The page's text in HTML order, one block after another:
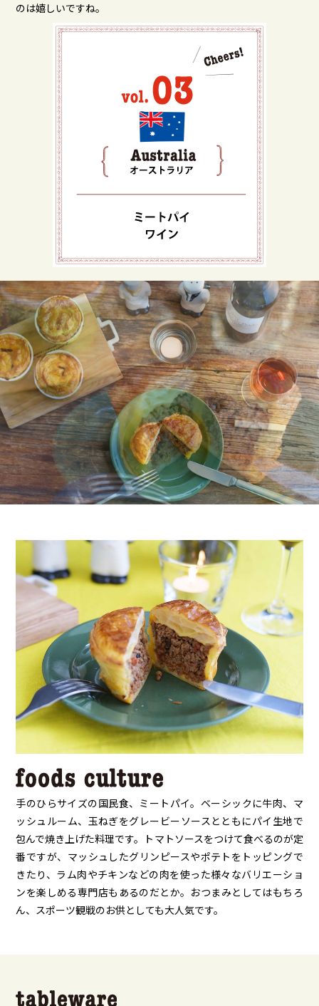
のは嬉しいですね。
手のひらサイズの国民食、ミートパイ。ベーシックに牛肉、マ
ッシュルーム、玉ねぎをグレービーソースとともにパイ生地で
包んで焼き上げた料理です。トマトソースをつけて食べるのが定
番ですが、マッシュしたグリンピースやポテトをトッピングで
きたり、ラム肉やチキンなどの肉を使った様々なバリエーショ
ンを楽しめる専門店もあるのだとか。おつまみとしてはもちろ
ん、スポーツ観戦のお供としても大人気です。